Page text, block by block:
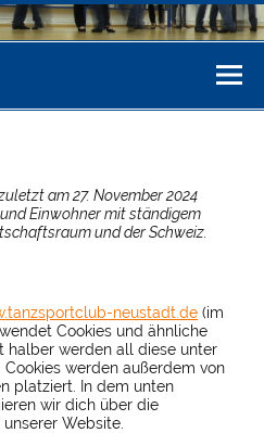
Blau-Weiß
Neustadt/
am 27. November 2024
Einwohner mit ständigem
und der Schweiz.
neustadt.de (im
Cookies und ähnliche
halber werden all diese unter
Cookies werden außerdem von
platziert. In dem unten
wir dich über die
Website.